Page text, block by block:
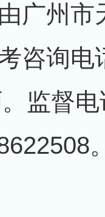
广州
咨询电
监督